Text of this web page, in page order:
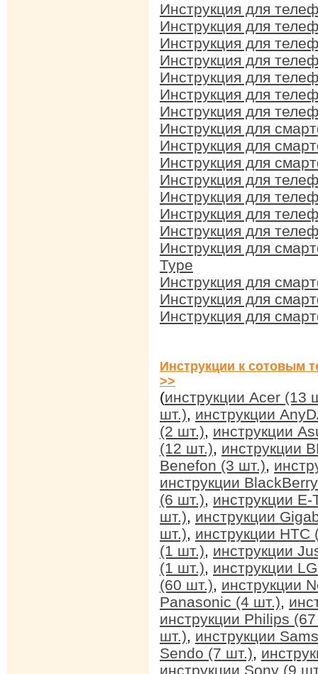
Инструкция для
Инструкция для
Инструкция для
Инструкция для
Инструкция для
Инструкция для
Инструкция для
Инструкция для
Инструкция для
Инструкция для
Инструкция для
Инструкция для
Инструкция для
Инструкция для
Инструкция для
Type
Инструкция для
Инструкция для
Инструкция для
Инструкции к сотовым
>>
(инструкции Acer (13
шт.), инструкции
(2 шт.), инструкции
(12 шт.), инструкции
Benefon (3 шт.),
инструкции
(6 шт.), инструкции
шт.), инструкции
шт.), инструкции HTC
(1 шт.), инструкции
(1 шт.), инструкции
(60 шт.), инструкции
Panasonic (4 шт.),
инструкции Philips
шт.), инструкции
Sendo (7 шт.),
инструкции Sony (9